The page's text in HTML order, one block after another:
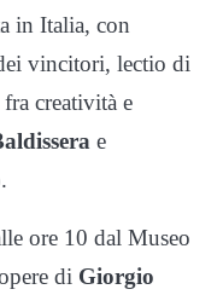
in Italia, con
vincitori, lectio di
creatività e
e
.
ore 10 dal Museo
di Giorgio